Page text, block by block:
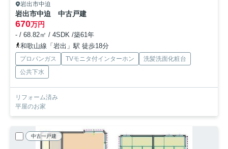
岩出市中迫
岩出市中迫 中古戸建
670万円
- / 68.82㎡ / 4SDK /築61年
和歌山線「岩出」駅 徒歩18分
プロパンガス TVモニタ付インターホン
洗髪洗面化粧台
公共下水
リフォーム済み
平屋のお家
中古一戸建